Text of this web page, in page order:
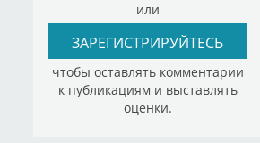
или
ЗАРЕГИСТРИРУЙТЕСЬ
чтобы оставлять комментарии
к публикациям и выставлять
оценки.